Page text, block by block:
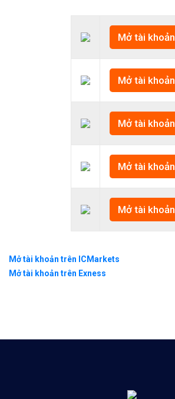
Mở tài khoản
Mở tài khoản
Mở tài khoản
Mở tài khoản
Mở tài khoản
Mở tài khoản trên ICMarkets
Mở tài khoản trên Exness